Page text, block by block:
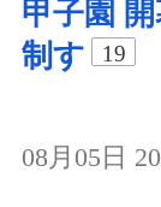
甲子園
制す
19
08月05日